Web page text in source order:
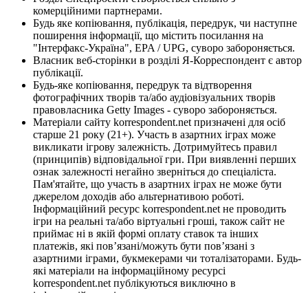
комерційними партнерами.
Будь яке копіювання, публікація, передрук, чи наступне
поширення інформації, що містить посилання на
"Інтерфакс-Україна", EPA / UPG, суворо забороняється.
Власник веб-сторінки в розділі Я-Корреспондент є автор
публікації.
Будь-яке копіювання, передрук та відтворення
фотографічних творів та/або аудіовізуальних творів
правовласника Getty Images - суворо забороняється.
Матеріали сайту korrespondent.net призначені для осіб
старше 21 року (21+). Участь в азартних іграх може
викликати ігрову залежність. Дотримуйтесь правил
(принципів) відповідальної гри. При виявленні перших
ознак залежності негайно зверніться до спеціаліста.
Пам'ятайте, що участь в азартних іграх не може бути
джерелом доходів або альтернативою роботі.
Інформаційний ресурс korrespondent.net не проводить
ігри на реальні та/або віртуальні гроші, також сайт не
приймає ні в якій формі оплату ставок та інших
платежів, які пов’язані/можуть бути пов’язані з
азартними іграми, букмекерами чи тоталізаторами. Будь-
які матеріали на інформаційному ресурсі
korrespondent.net публікуються виключно в